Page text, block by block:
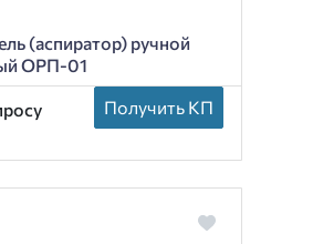
(аспиратор) ручной
ОРП-01
Получить КП